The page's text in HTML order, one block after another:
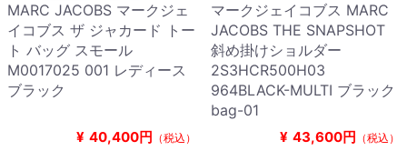
MARC JACOBS マークジェ
イコブス ザ ジャカード トー
ト バッグ スモール
M0017025 001 レディース
ブラック
¥ 40,400円 （税込）
マークジェイコブス MARC
JACOBS THE SNAPSHOT
斜め掛けショルダー
2S3HCR500H03
964BLACK-MULTI ブラック
bag-01
¥ 43,600円 （税込）